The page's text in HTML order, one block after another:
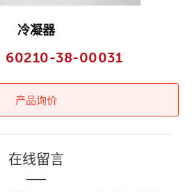
冷凝器
60210-38-00031
产品询价
在线留言